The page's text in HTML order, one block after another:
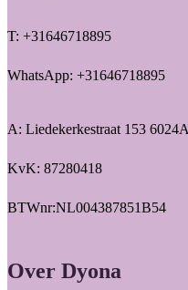
T: +31646718895
WhatsApp: +31646718895
A: Liedekerkestraat 153
KvK: 87280418
BTWnr:NL004387851B54
Over Dyona